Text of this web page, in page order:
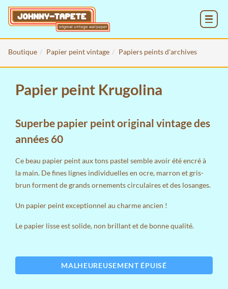
Boutique Papier peint vintage Papiers peints d'archives
Papier peint Krugolina
Superbe papier peint original vintage des
années 60
Ce beau papier peint aux tons pastel semble avoir été encré à
la main. De fines lignes individuelles en ocre, marron et gris-
brun forment de grands ornements circulaires et des losanges.
Un papier peint exceptionnel au charme ancien !
Le papier lisse est solide, non brillant et de bonne qualité.
MALHEUREUSEMENT ÉPUISÉ